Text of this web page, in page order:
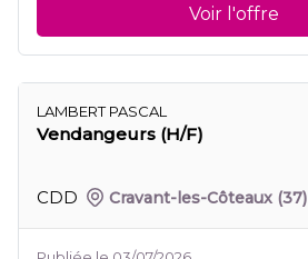
Voir l'offre
LAMBERT PASCAL
Vendangeurs (H/F)
CDD Cravant-les-Côteaux (37)